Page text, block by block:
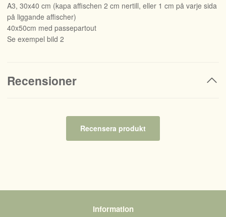
A3, 30x40 cm (kapa affischen 2 cm nertill, eller 1 cm på varje sida
på liggande affischer)
40x50cm med passepartout
Se exempel bild 2
Recensioner
Recensera produkt
Information